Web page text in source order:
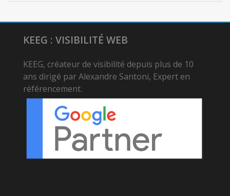
KEEG : VISIBILITÉ WEB
KEEG, créateur de visibilité depuis plus de 10
ans dirigé par Alexandre Santoni, Expert en
référencement.